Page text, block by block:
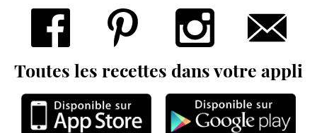
Toutes les recettes dans votre appli